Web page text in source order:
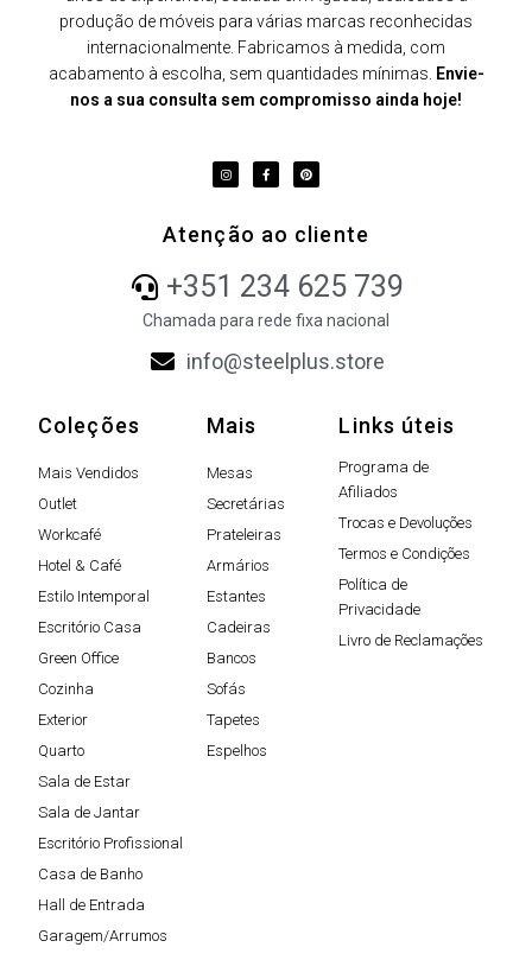
produção de móveis para várias marcas reconhecidas
internacionalmente. Fabricamos à medida, com
acabamento à escolha, sem quantidades mínimas. Envie-
nos a sua consulta sem compromisso ainda hoje!
Atenção ao cliente
+351 234 625 739
Chamada para rede fixa nacional
info@steelplus.store
Coleções
Mais Vendidos
Outlet
Workcafé
Hotel & Café
Estilo Intemporal
Escritório Casa
Green Office
Cozinha
Exterior
Quarto
Sala de Estar
Sala de Jantar
Escritório Profissional
Casa de Banho
Hall de Entrada
Garagem/Arrumos
Mais
Mesas
Secretárias
Prateleiras
Armários
Estantes
Cadeiras
Bancos
Sofás
Tapetes
Espelhos
Links úteis
Programa de
Afiliados
Trocas e Devoluções
Termos e Condições
Política de
Privacidade
Livro de Reclamações